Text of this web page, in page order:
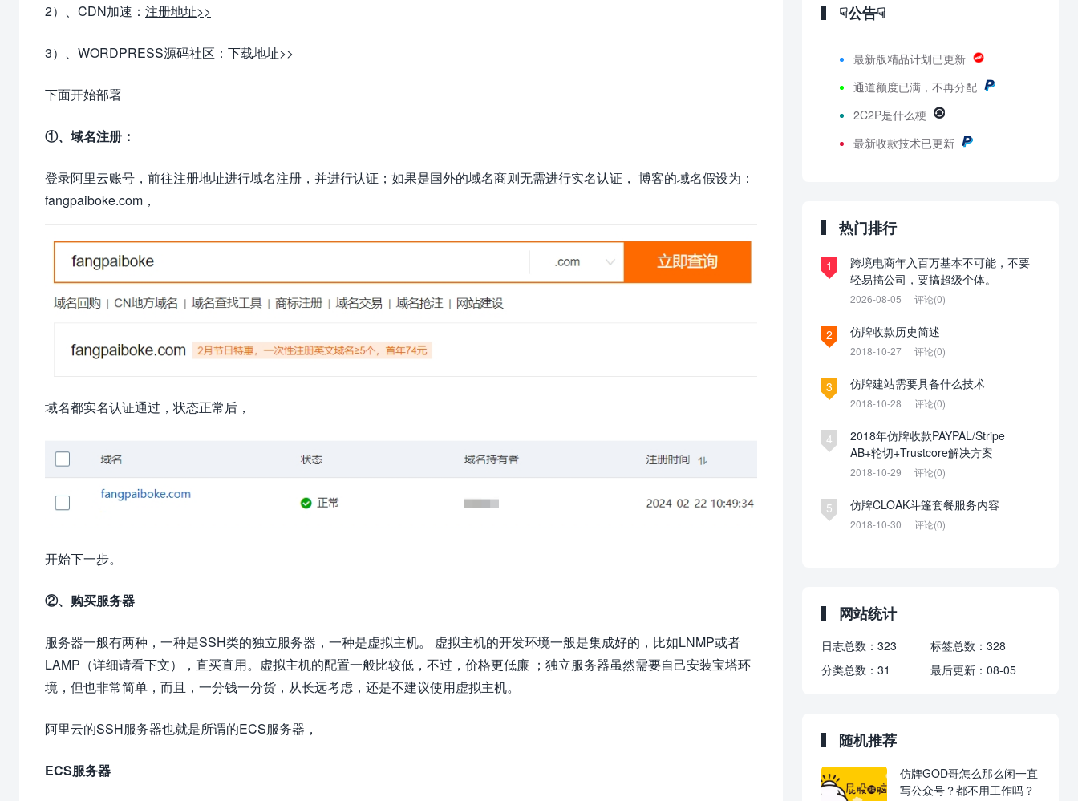
2）、CDN加速： 注册地址>>
3）、WORDPRESS源码社区： 下载地址>>
下面开始部署
①、域名注册：
登录阿里云账号，前往注册地址进行域名注册，并进行认证；如果是国外的域名商则无需进行实名认证， 博客的域名假设为：
fangpaiboke.com，
域名都实名认证通过，状态正常后，
开始下一步。
②、购买服务器
服务器一般有两种，一种是SSH类的独立服务器，一种是虚拟主机。 虚拟主机的开发环境一般是集成好的，比如LNMP或者
LAMP（详细请看下文），直买直用。虚拟主机的配置一般比较低，不过，价格更低廉 ；独立服务器虽然需要自己安装宝塔环
境，但也非常简单，而且，一分钱一分货，从长远考虑，还是不建议使用虚拟主机。
阿里云的SSH服务器也就是所谓的ECS服务器，
ECS服务器
☟公告☟
最新版精品计划已更新
通道额度已满，不再分配
2C2P是什么梗
最新收款技术已更新
热门排行
1
跨境电商年入百万基本不可能，不要
轻易搞公司，要搞超级个体。
2026-08-05 评论(0)
2 仿牌收款历史简述
2018-10-27 评论(0)
3 仿牌建站需要具备什么技术
2018-10-28 评论(0)
4
2018年仿牌收款PAYPAL/Stripe
AB+轮切+Trustcore解决方案
2018-10-29 评论(0)
5 仿牌CLOAK斗篷套餐服务内容
2018-10-30 评论(0)
网站统计
日志总数： 323 标签总数： 328
分类总数： 31 最后更新： 08-05
随机推荐
仿牌GOD哥怎么那么闲一直
写公众号？都不用工作吗？